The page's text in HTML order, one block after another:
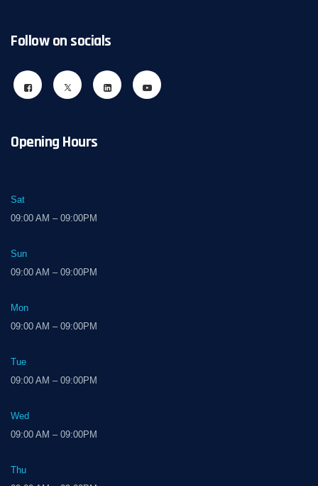
Follow on socials
Opening Hours
Sat
09:00 AM – 09:00PM
Sun
09:00 AM – 09:00PM
Mon
09:00 AM – 09:00PM
Tue
09:00 AM – 09:00PM
Wed
09:00 AM – 09:00PM
Thu